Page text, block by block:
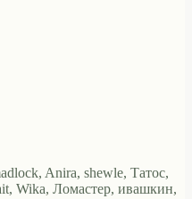
Anira, shewle, Татос,
Wika, Ломастер, ивашкин,